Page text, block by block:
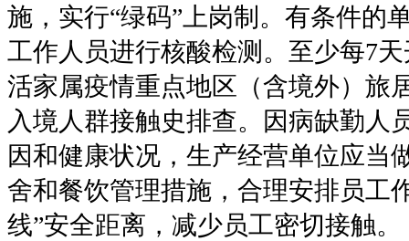
施，实行“绿码”上岗制。有条件的
工作人员进行核酸检测。至少每7
活家属疫情重点地区（含境外）旅
入境人群接触史排查。因病缺勤人
因和健康状况，生产经营单位应当
舍和餐饮管理措施，合理安排员工
线”安全距离，减少员工密切接触。